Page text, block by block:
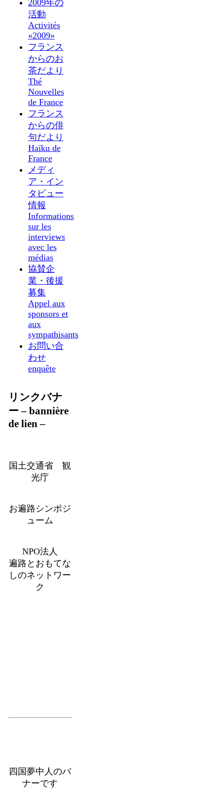
2009年の
活動
Activités
«2009»
フランス
からのお
茶だより
Thé
Nouvelles
de France
フランス
からの俳
句だより
Haïku de
France
メディ
ア・イン
タビュー
情報
Informations
sur les
interviews
avec les
médias
協賛企
業・後援
募集
Appel aux
sponsors et
aux
sympathisants
お問い合
わせ
enquête
リンクバナ
ー – bannière
de lien –
国土交通省 観
光庁
お遍路シンポジ
ューム
NPO法人
遍路とおもてな
しのネットワー
ク
四国夢中人のバ
ナーです